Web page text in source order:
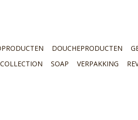
DOUCHEPRODUCTEN
SOAP VERPAKKING